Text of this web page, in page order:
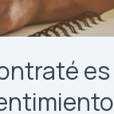
es